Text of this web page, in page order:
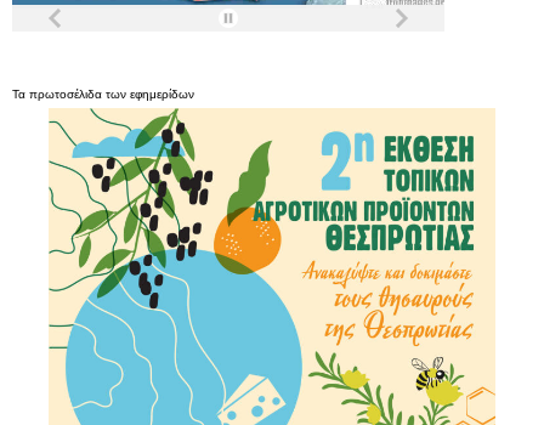
Τα πρωτοσέλιδα των εφημερίδων